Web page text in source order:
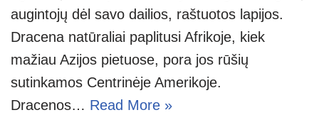
augintojų dėl savo dailios, raštuotos lapijos.
Dracena natūraliai paplitusi Afrikoje, kiek
mažiau Azijos pietuose, pora jos rūšių
sutinkamos Centrinėje Amerikoje.
Dracenos… Read More »